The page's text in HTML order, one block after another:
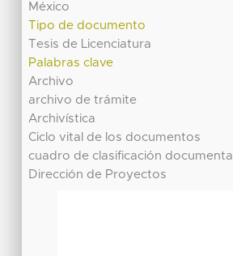
México
Tipo de documento
Tesis de Licenciatura
Palabras clave
Archivo
archivo de trámite
Archivística
Ciclo vital de los documentos
cuadro de clasificación documental
Dirección de Proyectos